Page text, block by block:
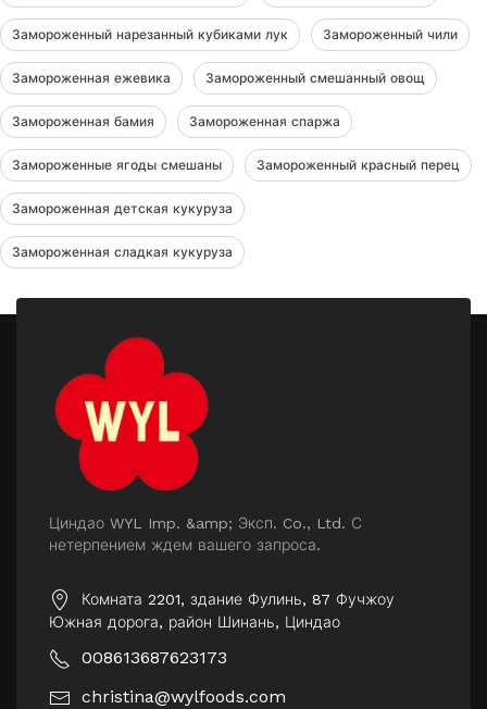
Замороженный нарезанный кубиками лук Замороженный чили
Замороженная ежевика Замороженный смешанный овощ
Замороженная бамия Замороженная спаржа
Замороженные ягоды смешаны Замороженный красный перец
Замороженная детская кукуруза
Замороженная сладкая кукуруза
Циндао WYL Imp. &amp; Эксп. Co., Ltd. С
нетерпением ждем вашего запроса.
Комната 2201, здание Фулинь, 87 Фучжоу
Южная дорога, район Шинань, Циндао
008613687623173
christina@wylfoods.com